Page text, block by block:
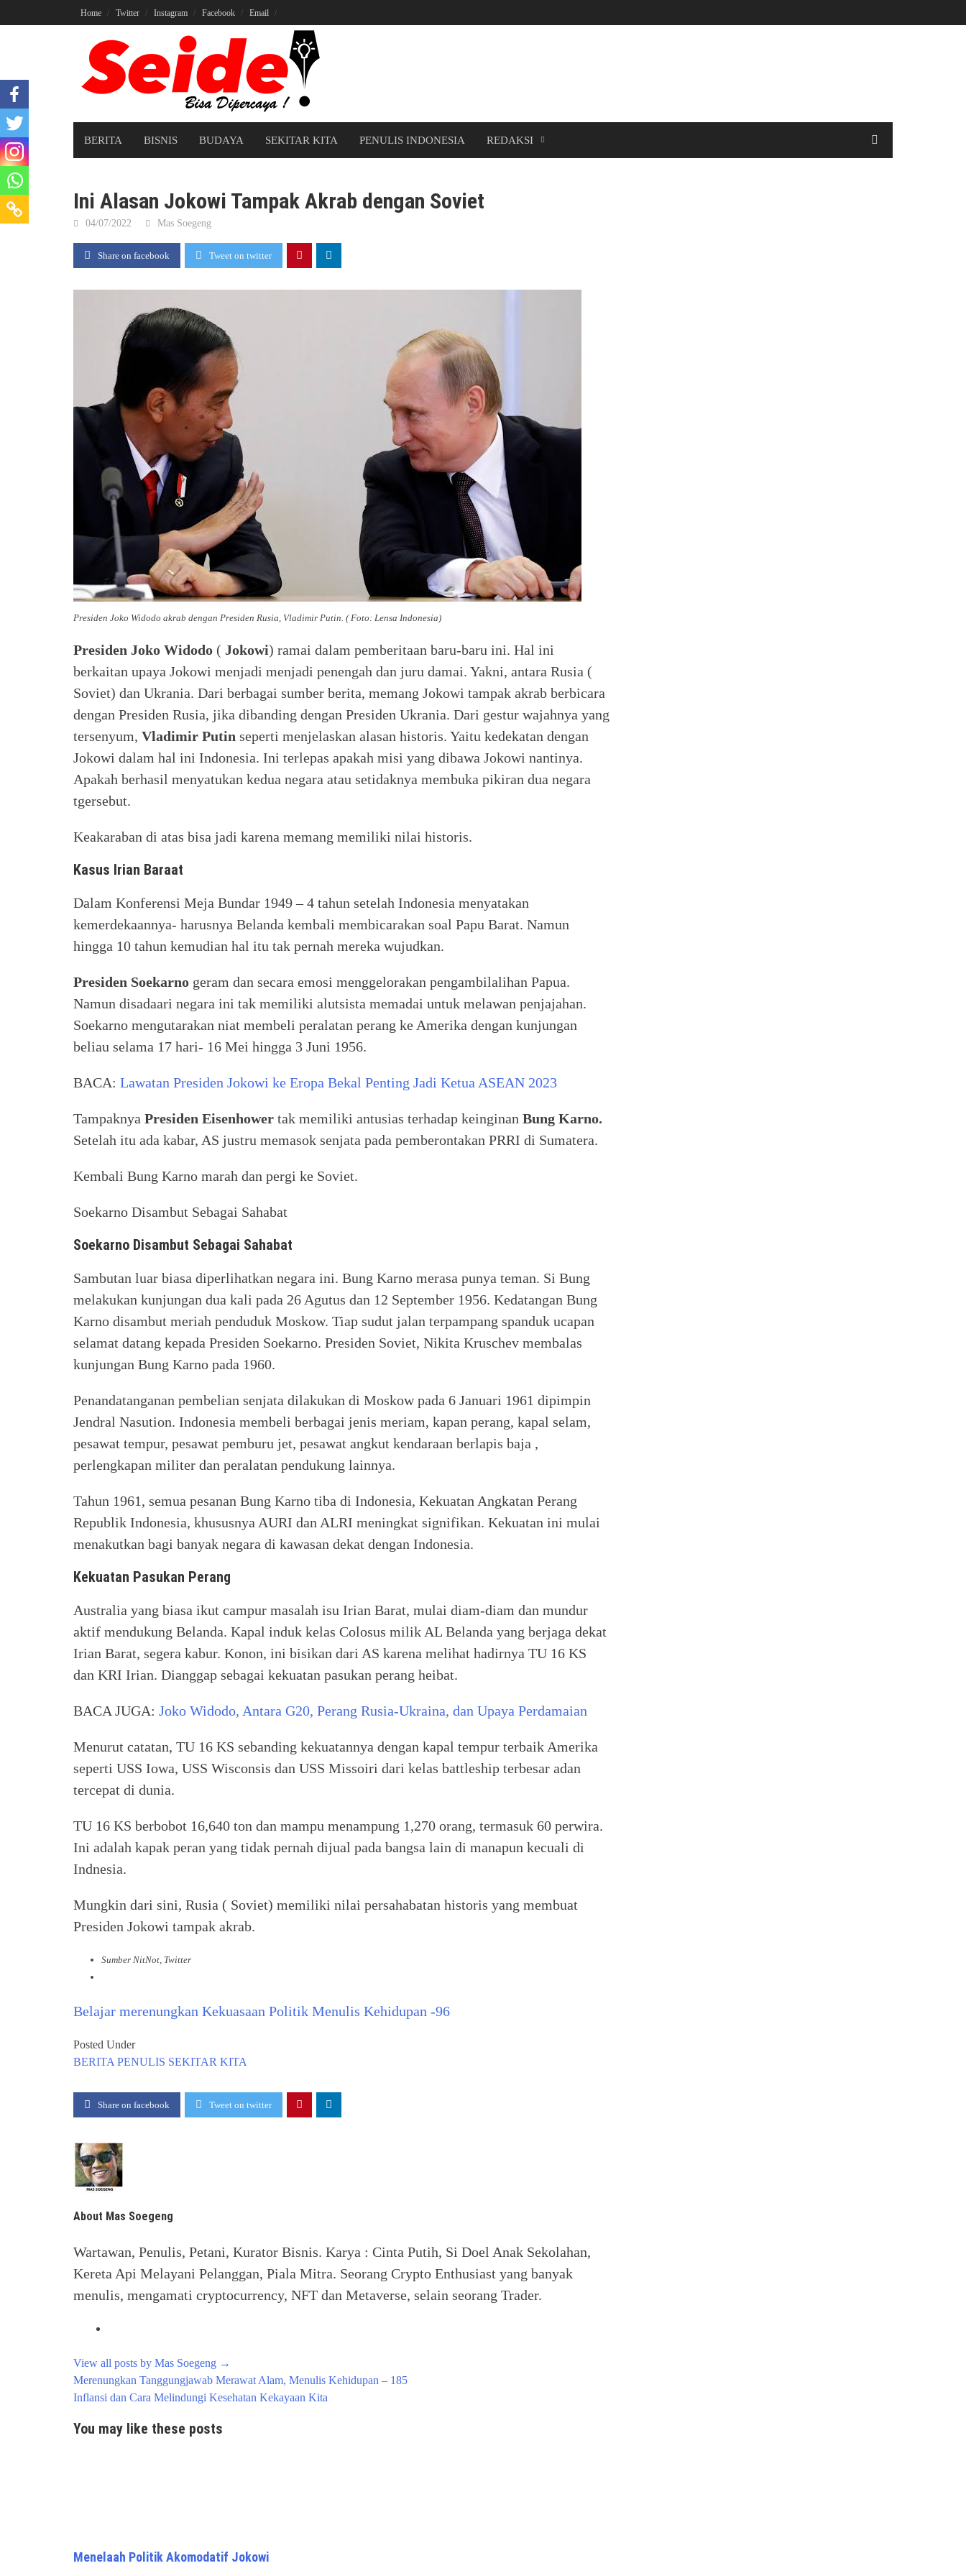
to
Home Twitter Instagram Facebook Email
BERITA BISNIS BUDAYA SEKITAR KITA PENULIS INDONESIA REDAKSI
Ini Alasan Jokowi Tampak Akrab dengan Soviet
04/07/2022 Mas Soegeng
Share on facebook Tweet on twitter
Presiden Joko Widodo akrab dengan Presiden Rusia, Vladimir Putin. ( Foto: Lensa Indonesia)
Presiden Joko Widodo ( Jokowi) ramai dalam pemberitaan baru-baru ini. Hal ini
berkaitan upaya Jokowi menjadi menjadi penengah dan juru damai. Yakni, antara Rusia (
Soviet) dan Ukrania. Dari berbagai sumber berita, memang Jokowi tampak akrab berbicara
dengan Presiden Rusia, jika dibanding dengan Presiden Ukrania. Dari gestur wajahnya yang
tersenyum, Vladimir Putin seperti menjelaskan alasan historis. Yaitu kedekatan dengan
Jokowi dalam hal ini Indonesia. Ini terlepas apakah misi yang dibawa Jokowi nantinya.
Apakah berhasil menyatukan kedua negara atau setidaknya membuka pikiran dua negara
tgersebut.
Keakaraban di atas bisa jadi karena memang memiliki nilai historis.
Kasus Irian Baraat
Dalam Konferensi Meja Bundar 1949 – 4 tahun setelah Indonesia menyatakan
kemerdekaannya- harusnya Belanda kembali membicarakan soal Papu Barat. Namun
hingga 10 tahun kemudian hal itu tak pernah mereka wujudkan.
Presiden Soekarno geram dan secara emosi menggelorakan pengambilalihan Papua.
Namun disadaari negara ini tak memiliki alutsista memadai untuk melawan penjajahan.
Soekarno mengutarakan niat membeli peralatan perang ke Amerika dengan kunjungan
beliau selama 17 hari- 16 Mei hingga 3 Juni 1956.
BACA: Lawatan Presiden Jokowi ke Eropa Bekal Penting Jadi Ketua ASEAN 2023
Tampaknya Presiden Eisenhower tak memiliki antusias terhadap keinginan Bung Karno.
Setelah itu ada kabar, AS justru memasok senjata pada pemberontakan PRRI di Sumatera.
Kembali Bung Karno marah dan pergi ke Soviet.
Soekarno Disambut Sebagai Sahabat
Soekarno Disambut Sebagai Sahabat
Sambutan luar biasa diperlihatkan negara ini. Bung Karno merasa punya teman. Si Bung
melakukan kunjungan dua kali pada 26 Agutus dan 12 September 1956. Kedatangan Bung
Karno disambut meriah penduduk Moskow. Tiap sudut jalan terpampang spanduk ucapan
selamat datang kepada Presiden Soekarno. Presiden Soviet, Nikita Kruschev membalas
kunjungan Bung Karno pada 1960.
Penandatanganan pembelian senjata dilakukan di Moskow pada 6 Januari 1961 dipimpin
Jendral Nasution. Indonesia membeli berbagai jenis meriam, kapan perang, kapal selam,
pesawat tempur, pesawat pemburu jet, pesawat angkut kendaraan berlapis baja ,
perlengkapan militer dan peralatan pendukung lainnya.
Tahun 1961, semua pesanan Bung Karno tiba di Indonesia, Kekuatan Angkatan Perang
Republik Indonesia, khususnya AURI dan ALRI meningkat signifikan. Kekuatan ini mulai
menakutkan bagi banyak negara di kawasan dekat dengan Indonesia.
Kekuatan Pasukan Perang
Australia yang biasa ikut campur masalah isu Irian Barat, mulai diam-diam dan mundur
aktif mendukung Belanda. Kapal induk kelas Colosus milik AL Belanda yang berjaga dekat
Irian Barat, segera kabur. Konon, ini bisikan dari AS karena melihat hadirnya TU 16 KS
dan KRI Irian. Dianggap sebagai kekuatan pasukan perang heibat.
BACA JUGA: Joko Widodo, Antara G20, Perang Rusia-Ukraina, dan Upaya Perdamaian
Menurut catatan, TU 16 KS sebanding kekuatannya dengan kapal tempur terbaik Amerika
seperti USS Iowa, USS Wisconsis dan USS Missoiri dari kelas battleship terbesar adan
tercepat di dunia.
TU 16 KS berbobot 16,640 ton dan mampu menampung 1,270 orang, termasuk 60 perwira.
Ini adalah kapak peran yang tidak pernah dijual pada bangsa lain di manapun kecuali di
Indnesia.
Mungkin dari sini, Rusia ( Soviet) memiliki nilai persahabatan historis yang membuat
Presiden Jokowi tampak akrab.
Sumber NitNot, Twitter
Belajar merenungkan Kekuasaan Politik Menulis Kehidupan -96
Posted Under
BERITA PENULIS SEKITAR KITA
Share on facebook Tweet on twitter
About Mas Soegeng
Wartawan, Penulis, Petani, Kurator Bisnis. Karya : Cinta Putih, Si Doel Anak Sekolahan,
Kereta Api Melayani Pelanggan, Piala Mitra. Seorang Crypto Enthusiast yang banyak
menulis, mengamati cryptocurrency, NFT dan Metaverse, selain seorang Trader.
View all posts by Mas Soegeng →
Post
navigation
Merenungkan Tanggungjawab Merawat Alam, Menulis Kehidupan – 185
Inflansi dan Cara Melindungi Kesehatan Kekayaan Kita
You may like these posts
Menelaah Politik Akomodatif Jokowi